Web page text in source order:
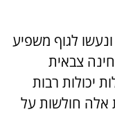
לגוף משפיע
צבאית
יכולות רבות
אלה חולשות על